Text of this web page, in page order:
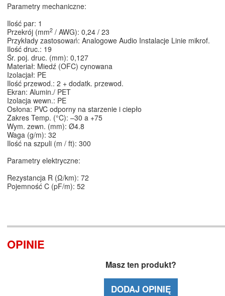
Parametry mechaniczne:
Ilość par: 1
Przekrój (mm2 / AWG): 0,24 / 23
Przykłady zastosowań: Analogowe Audio Instalacje Linie mikrof.
Ilość druc.: 19
Śr. poj. druc. (mm): 0,127
Materiał: Miedź (OFC) cynowana
Izolacjał: PE
Ilość przewod.: 2 + dodatk. przewod.
Ekran: Alumin./ PET
Izolacja wewn.: PE
Osłona: PVC odporny na starzenie i ciepło
Zakres Temp. (°C): –30 a +75
Wym. zewn. (mm): Ø4.8
Waga (g/m): 32
Ilość na szpuli (m / ft): 300
Parametry elektryczne:
Rezystancja R (Ω/km): 72
Pojemność C (pF/m): 52
OPINIE
Masz ten produkt?
DODAJ OPINIĘ